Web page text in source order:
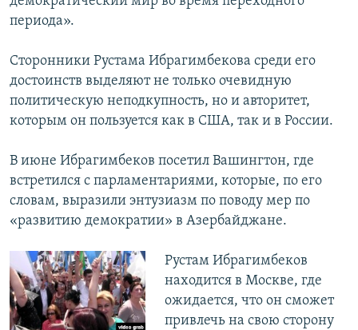
периода».
Сторонники Рустама Ибрагимбекова среди его
достоинств выделяют не только очевидную
политическую неподкупность, но и авторитет,
которым он пользуется как в США, так и в России.
В июне Ибрагимбеков посетил Вашингтон, где
встретился с парламентариями, которые, по его
словам, выразили энтузиазм по поводу мер по
«развитию демократии» в Азербайджане.
Рустам Ибрагимбеков
находится в Москве, где
ожидается, что он сможет
привлечь на свою сторону